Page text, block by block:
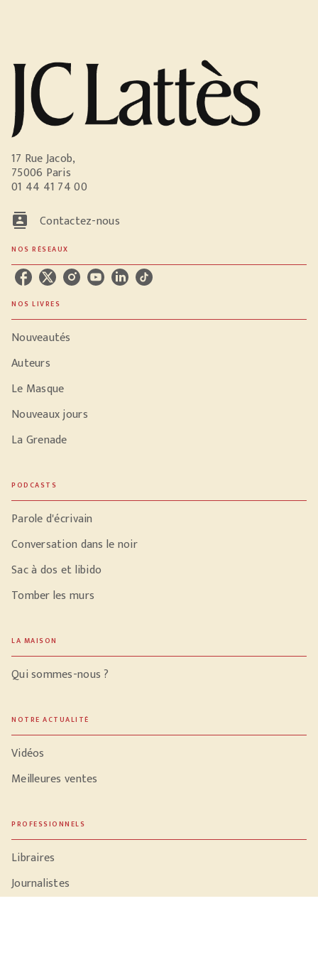
17 Rue Jacob,
75006 Paris
01 44 41 74 00
contacts Contactez-nous
NOS RÉSEAUX
NOS LIVRES
Nouveautés
Auteurs
Le Masque
Nouveaux jours
La Grenade
PODCASTS
Parole d'écrivain
Conversation dans le noir
Sac à dos et libido
Tomber les murs
LA MAISON
Qui sommes-nous ?
NOTRE ACTUALITÉ
Vidéos
Meilleures ventes
PROFESSIONNELS
Libraires
Journalistes